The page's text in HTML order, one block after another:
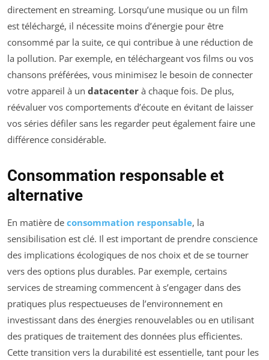
directement en streaming. Lorsqu’une musique ou un film
est téléchargé, il nécessite moins d’énergie pour être
consommé par la suite, ce qui contribue à une réduction de
la pollution. Par exemple, en téléchargeant vos films ou vos
chansons préférées, vous minimisez le besoin de connecter
votre appareil à un datacenter à chaque fois. De plus,
réévaluer vos comportements d’écoute en évitant de laisser
vos séries défiler sans les regarder peut également faire une
différence considérable.
Consommation responsable et
alternative
En matière de consommation responsable, la
sensibilisation est clé. Il est important de prendre conscience
des implications écologiques de nos choix et de se tourner
vers des options plus durables. Par exemple, certains
services de streaming commencent à s’engager dans des
pratiques plus respectueuses de l’environnement en
investissant dans des énergies renouvelables ou en utilisant
des pratiques de traitement des données plus efficientes.
Cette transition vers la durabilité est essentielle, tant pour les